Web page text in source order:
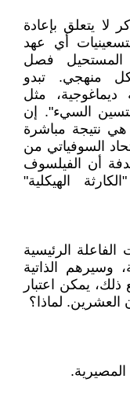
لا يتعلق بإعادة
أي عهد
فصل
منهجي. تبدو
مثل
السيء". إن
هي نتيجة مباشرة
السوفياتي من
الصدفة أن الفيلسوف
الهيكلية"
الرئيسية
وسيرهم الذاتية
يمكن اعتبار
العشرين. لماذا؟
المصيرية.